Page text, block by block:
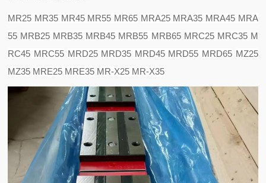
MR25 MR35 MR45 MR55 MR65 MRA25 MRA35 MRA45 MRA
55 MRB25 MRB35 MRB45 MRB55 MRB65 MRC25 MRC35 M
RC45 MRC55 MRD25 MRD35 MRD45 MRD55 MRD65 MZ25
MZ35 MRE25 MRE35 MR-X25 MR-X35